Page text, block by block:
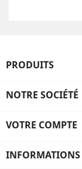
PRODUITS
NOTRE SOCIÉTÉ
VOTRE COMPTE
INFORMATIONS